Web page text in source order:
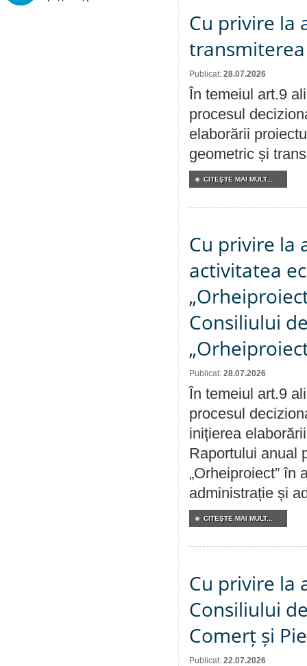
Cu privire la
Publicat: 28.07.2026
În temeiul art.9
procesul
elaborării
geometric și
CITEŞTE MAI MULT...
Cu privire la
activitatea
Consiliului
Publicat: 28.07.2026
În temeiul art.9
procesul
inițierea
Raportului anual
„Orheiproiect” în
administrație și
CITEŞTE MAI MULT...
Cu privire la
Consiliului
Comerț și
Publicat: 22.07.2026